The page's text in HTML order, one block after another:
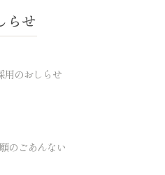
用のおしらせ
のごあんない